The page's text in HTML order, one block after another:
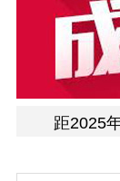
距2025